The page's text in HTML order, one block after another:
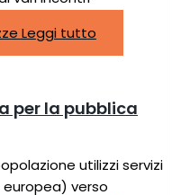
Leggi tutto
per la pubblica
utilizzi servizi
europea) verso